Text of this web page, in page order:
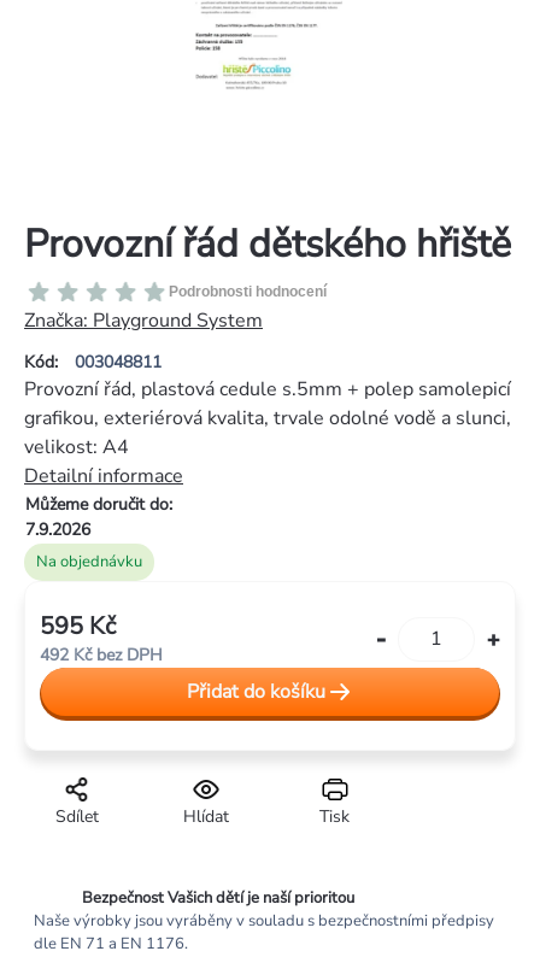
Provozní řád dětského hřiště
Kód: 003048811
Průměrné
hodnocení
produktu
je
z
5
hvězdiček.
Podrobnosti hodnocení
Značka: Playground System
Na objednávku
Můžeme doručit do:
7.9.2026
Provozní řád, plastová cedule s.5mm + polep samolepicí
grafikou, exteriérová kvalita, trvale odolné vodě a slunci,
velikost: A4
Detailní informace
Tisk
Hlídat
Sdílet
595 Kč
492 Kč bez DPH
cena:
Přidat do košíku
Bezpečnost Vašich dětí je naší prioritou
Naše výrobky jsou vyráběny v souladu s bezpečnostními předpisy
dle EN 71 a EN 1176.